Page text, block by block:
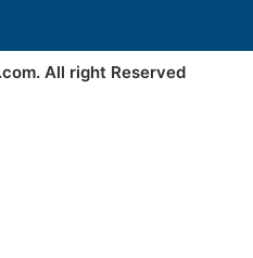
All right Reserved